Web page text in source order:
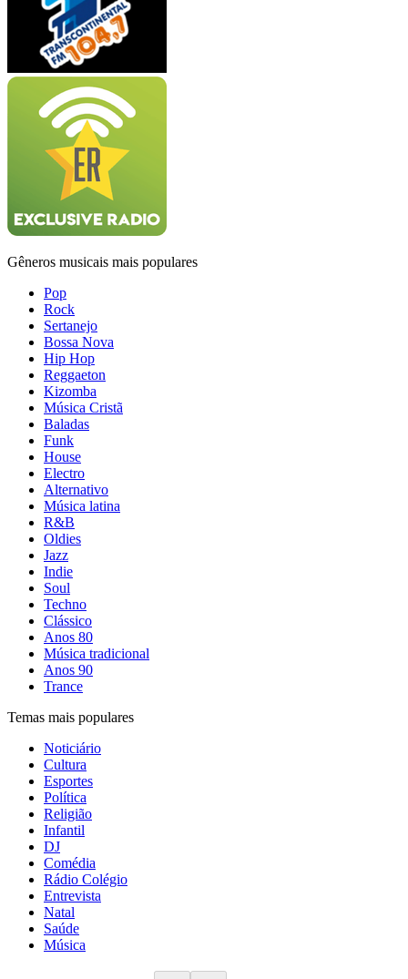
Gêneros musicais mais populares
Pop
Rock
Sertanejo
Bossa Nova
Hip Hop
Reggaeton
Kizomba
Música Cristã
Baladas
Funk
House
Electro
Alternativo
Música latina
R&B
Oldies
Jazz
Indie
Soul
Techno
Clássico
Anos 80
Música tradicional
Anos 90
Trance
Temas mais populares
Noticiário
Cultura
Esportes
Política
Religião
Infantil
DJ
Comédia
Rádio Colégio
Entrevista
Natal
Saúde
Música